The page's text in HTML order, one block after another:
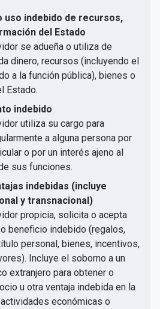
uso indebido de recursos,
del Estado
se adueña o utiliza de
dinero, recursos (incluyendo el
a la función pública), bienes o
Estado.
indebido
utiliza su cargo para
a alguna persona por
o por un interés ajeno al
sus funciones.
indebidas (incluye
y transnacional)
propicia, solicita o acepta
beneficio indebido (regalos,
personal, bienes, incentivos,
Incluye el soborno a un
extranjero para obtener o
u otra ventaja indebida en la
económicas o